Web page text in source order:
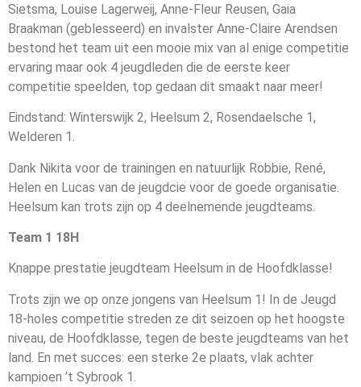
Sietsma, Louise Lagerweij, Anne-Fleur Reusen, Gaia
Braakman (geblesseerd) en invalster Anne-Claire Arendsen
bestond het team uit een mooie mix van al enige competitie
ervaring maar ook 4 jeugdleden die de eerste keer
competitie speelden, top gedaan dit smaakt naar meer!
Eindstand: Winterswijk 2, Heelsum 2, Rosendaelsche 1,
Welderen 1.
Dank Nikita voor de trainingen en natuurlijk Robbie, René,
Helen en Lucas van de jeugdcie voor de goede organisatie.
Heelsum kan trots zijn op 4 deelnemende jeugdteams.
Team 1 18H
Knappe prestatie jeugdteam Heelsum in de Hoofdklasse!
Trots zijn we op onze jongens van Heelsum 1! In de Jeugd
18-holes competitie streden ze dit seizoen op het hoogste
niveau, de Hoofdklasse, tegen de beste jeugdteams van het
land. En met succes: een sterke 2e plaats, vlak achter
kampioen ’t Sybrook 1.